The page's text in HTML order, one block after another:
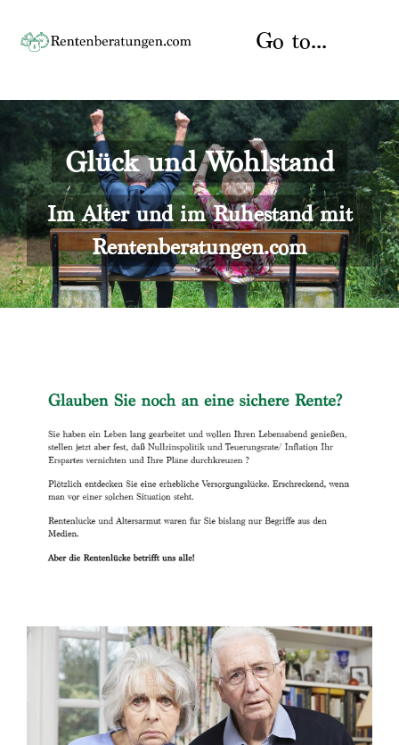
content
Go to...
Startseite
Rente
Rentenberater
Rentenversicherung
Versicherungsberatung
Über uns
Kontakt
Glück und Wohlstand
Im Alter und im Ruhestand mit
Rentenberatungen.com